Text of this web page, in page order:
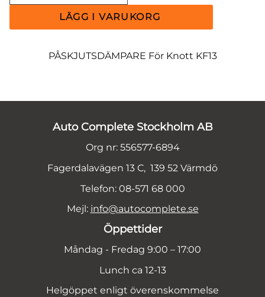
PÅSKJUTSDÄMPARE För Knott KF13
Auto Complete Stockholm AB
Org nr: 556577-6894
Fagerdalavägen 13 C, 139 52 Värmdö
Telefon: 08-571 68 000
Mejl: info@autocomplete.se
Öppettider
Måndag - Fredag 9:00 – 17:00
Lunch ca 12-13
Helgöppet enligt överenskommelse